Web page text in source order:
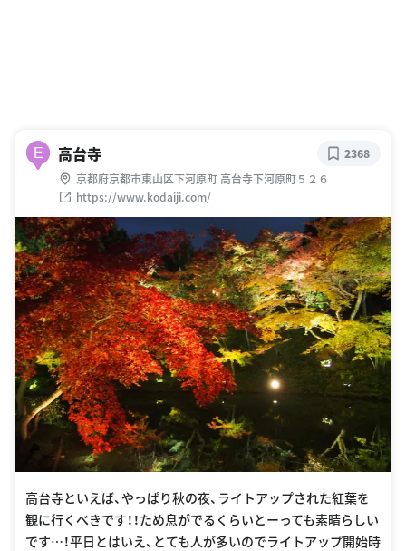
E 高台寺
京都府京都市東山区下河原町 高台寺下河原町５２６
https://www.kodaiji.com/
2368
高台寺といえば、やっぱり秋の夜、ライトアップされた紅葉を
観に行くべきです！！ため息がでるくらいとーっても素晴らしい
です…！平日とはいえ、とても人が多いのでライトアップ開始時